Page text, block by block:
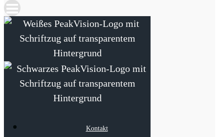
Kontakt